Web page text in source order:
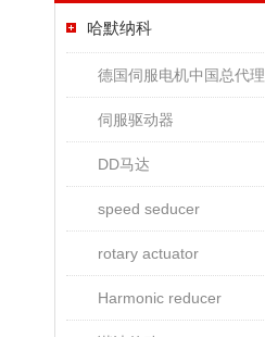
哈默纳科
德国伺服电机中国总代理
伺服驱动器
DD马达
speed seducer
rotary actuator
Harmonic reducer